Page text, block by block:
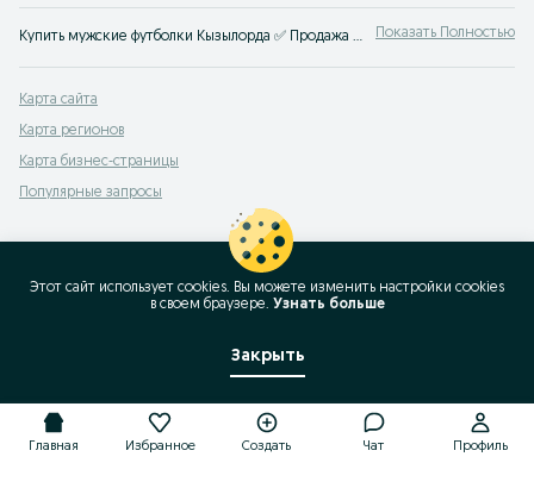
Купить мужские футболки Кызылорда ✅ Продажа мужских футболок по низким ценам ⚡ Большой выбор футболок для мужчин на сервисе объявлений OLX.kz! Показать Полностью
Карта сайта
Карта регионов
Карта бизнес-страницы
Популярные запросы
Главная Избранное Создать Чат Профиль
Этот сайт использует cookies. Вы можете изменить настройки cookies
в своeм браузере. Узнать больше
Закрыть